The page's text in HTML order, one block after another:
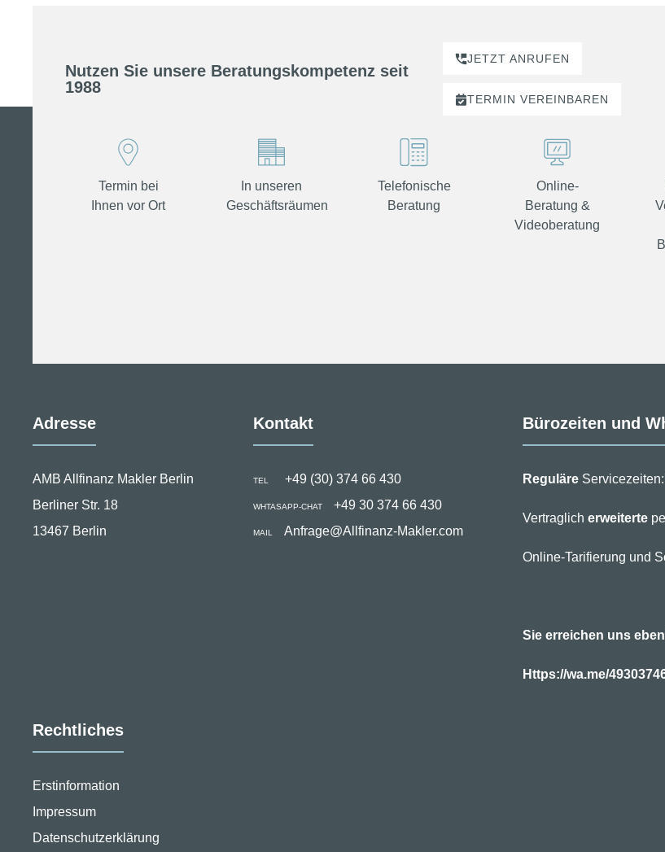
Nutzen Sie unsere Beratungskompetenz seit
1988
JETZT ANRUFEN
TERMIN VEREINBAREN
Termin bei
Ihnen vor Ort
In unseren
Geschäftsräumen
Telefonische
Beratung
Online-
Beratung &
Videoberatung
Adresse
AMB Allfinanz Makler Berlin
Berliner Str. 18
13467 Berlin
Kontakt
TEL +49 (30) 374 66 430
WHTASAPP-CHAT +49 30 374 66 430
MAIL Anfrage@Allfinanz-Makler.com
Bürozeiten und
ReguläreServicezeiten:
Vertraglich erweiterte
Online-Tarifierung und
Sie erreichen uns
Https://wa.me/
Rechtliches
Erstinformation
Impressum
Datenschutzerklärung